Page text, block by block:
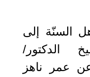
السنّة إلى
الدكتور/
عن عمر ناهز